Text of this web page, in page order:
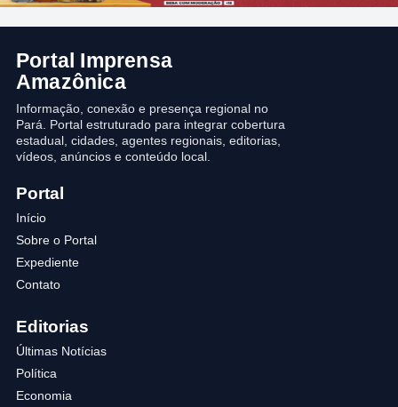
Portal Imprensa
Amazônica
Informação, conexão e presença regional no
Pará. Portal estruturado para integrar cobertura
estadual, cidades, agentes regionais, editorias,
vídeos, anúncios e conteúdo local.
Portal
Início
Sobre o Portal
Expediente
Contato
Editorias
Últimas Notícias
Política
Economia